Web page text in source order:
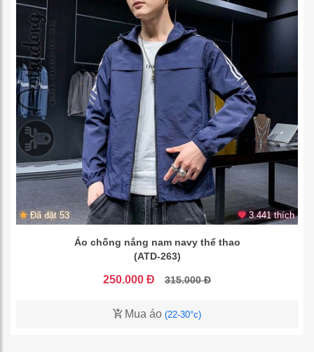
Đã đặt 53 3.441 thích
Áo chống nắng nam navy thể thao
(ATD-263)
250.000 Đ 315.000 Đ
Mua áo (22-30°c)